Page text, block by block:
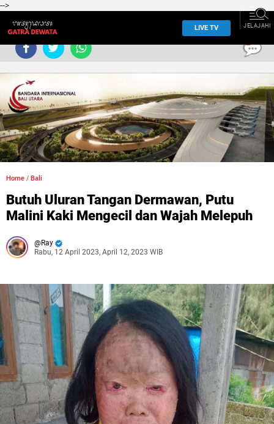
-->
LIVE TV JELAJAHI
Home / Bali
Butuh Uluran Tangan Dermawan, Putu
Malini Kaki Mengecil dan Wajah Melepuh
Ray
Rabu, 12 April 2023, April 12, 2023 WIB